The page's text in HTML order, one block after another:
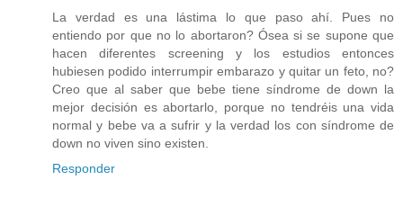
La verdad es una lástima lo que paso ahí. Pues no
entiendo por que no lo abortaron? Ósea si se supone que
hacen diferentes screening y los estudios entonces
hubiesen podido interrumpir embarazo y quitar un feto, no?
Creo que al saber que bebe tiene síndrome de down la
mejor decisión es abortarlo, porque no tendréis una vida
normal y bebe va a sufrir y la verdad los con síndrome de
down no viven sino existen.
Responder